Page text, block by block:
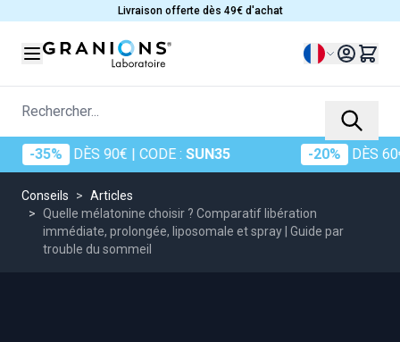
Livraison offerte dès 49€ d'achat
Langue
Rechercher...
DÈS 90€ | CODE : SUN35 DÈS 60€ |
Conseils > Articles
> Quelle mélatonine choisir ? Comparatif libération
immédiate, prolongée, liposomale et spray | Guide par
trouble du sommeil